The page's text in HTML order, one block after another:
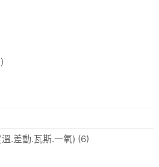
.差動.瓦斯.一氧) (6)